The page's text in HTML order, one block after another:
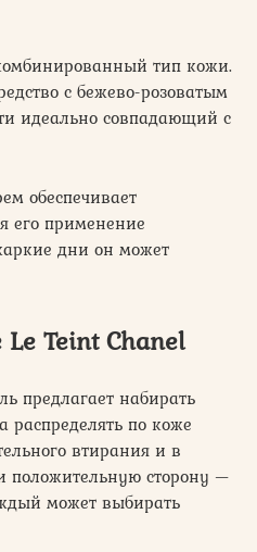
тип кожи.
с бежево-розоватым
идеально совпадающий с
обеспечивает
его применение
дни он может
Teint Chanel
предлагает набирать
по коже
втирания и в
положительную сторону —
может выбирать